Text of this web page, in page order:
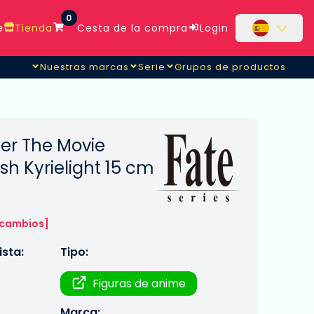
Tienda
0
Cesta de la compra Login
Nuestras marcas Serie Grupos de productos
The Movie
Kyrielight 15 cm
Tipo:
Figuras de anime